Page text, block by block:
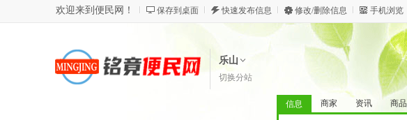
欢迎来到便民网！ 保存到桌面 快速发布信息 修改/删除信息 手机浏览
乐山
切换分站
信息 商家 资讯 商品